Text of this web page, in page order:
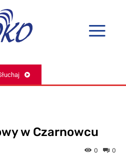
w Czarnowcu
0
0